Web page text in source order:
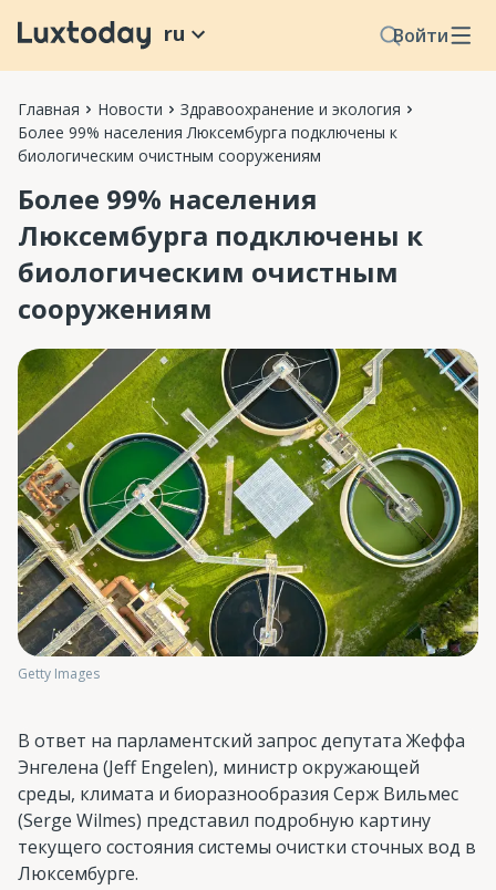
Войти
ru
Главная Новости
Здравоохранение и экология
Более 99% населения Люксембурга подключены к
биологическим очистным сооружениям
Более 99% населения
Люксембурга подключены к
биологическим очистным
сооружениям
Getty Images
В ответ на парламентский запрос депутата Жеффа
Энгелена (Jeff Engelen), министр окружающей
среды, климата и биоразнообразия Серж Вильмес
(Serge Wilmes) представил подробную картину
текущего состояния системы очистки сточных вод в
Люксембурге.